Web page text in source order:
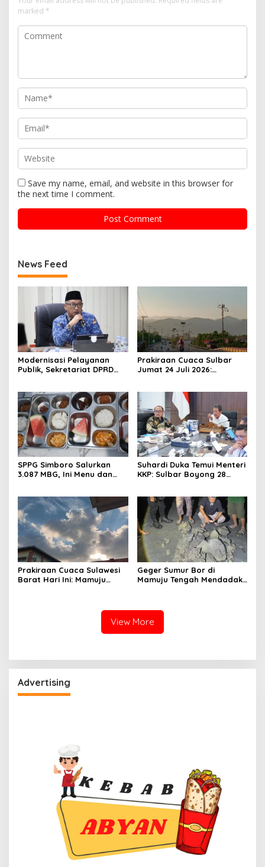
marked *
Save my name, email, and website in this browser for
the next time I comment.
News Feed
Modernisasi Pelayanan
Publik, Sekretariat DPRD
Prakiraan Cuaca Sulbar
Jumat 24 Juli 2026:
SPPG Simboro Salurkan
3.087 MBG, Ini Menu dan
Suhardi Duka Temui Menteri
KKP: Sulbar Boyong 28
Prakiraan Cuaca Sulawesi
Barat Hari Ini: Mamuju
Geger Sumur Bor di
Mamuju Tengah Mendadak
View More
Advertising